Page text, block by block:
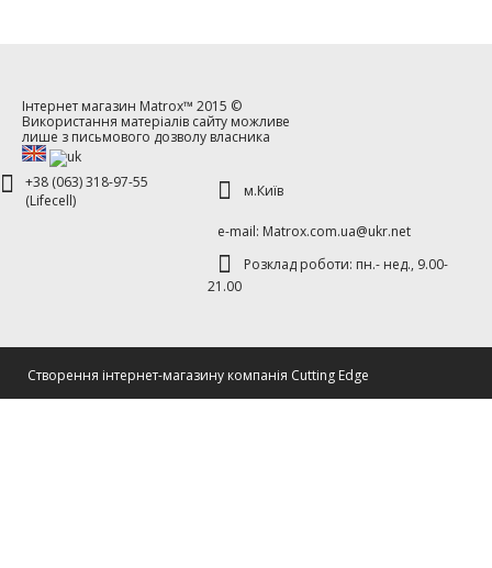
Інтернет магазин Matrox™ 2015 ©
Використання матеріалів сайту можливе
лише з письмового дозволу власника
+38 (063) 318-97-55
(Lifecell)
м.Київ
е-mаil: Matrox.com.ua@ukr.net
Розклад роботи: пн.- нед., 9.00-
21.00
Cтворення інтернет-магазину компанія Cutting Edge